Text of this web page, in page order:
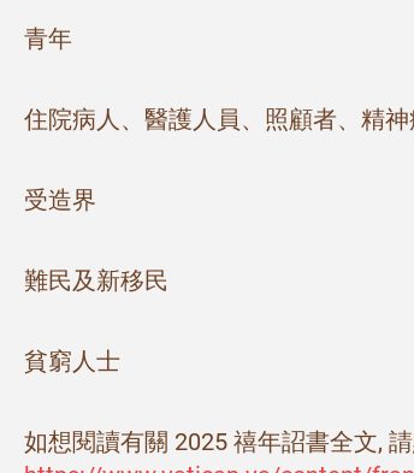
青年
住院病人、醫護人員、照顧者、精
受造界
難民及新移民
貧窮人士
如想閱讀有關 2025 禧年詔書全文,